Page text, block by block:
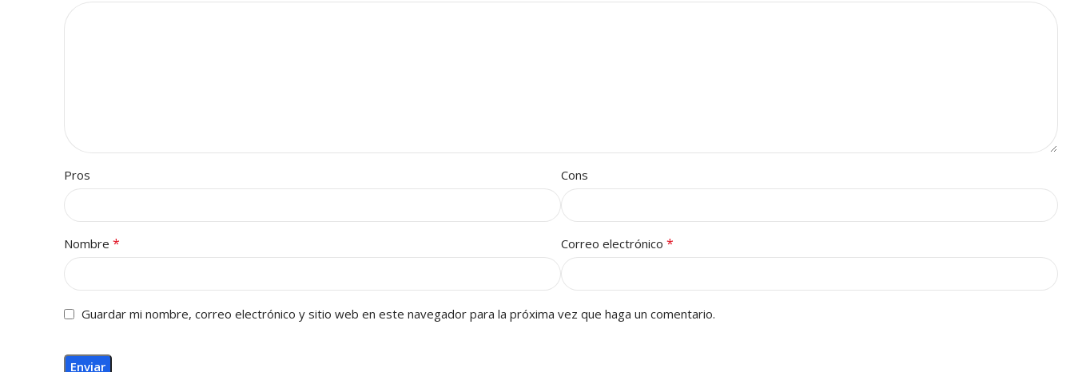
Pros Cons
Nombre * Correo electrónico *
Guardar mi nombre, correo electrónico y sitio web en este navegador para la próxima vez que haga un comentario.